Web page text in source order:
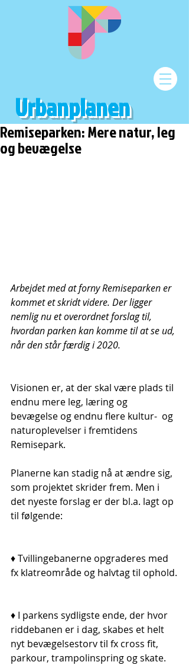
Urbanplanen
Remiseparken: Mere natur, leg
og bevægelse
Arbejdet med at forny Remiseparken er
kommet et skridt videre. Der ligger
nemlig nu et overordnet forslag til,
hvordan parken kan komme til at se ud,
når den står færdig i 2020.
Visionen er, at der skal være plads til
endnu mere leg, læring og
bevægelse og endnu flere kultur-  og
naturoplevelser i fremtidens
Remisepark.
Planerne kan stadig nå at ændre sig,
som projektet skrider frem. Men i
det nyeste forslag er der bl.a. lagt op
til følgende:
♦ Tvillingebanerne opgraderes med
fx klatreområde og halvtag til ophold.
♦ I parkens sydligste ende, der hvor
riddebanen er i dag, skabes et helt
nyt bevægelsestorv til fx cross fit,
parkour, trampolinspring og skate.